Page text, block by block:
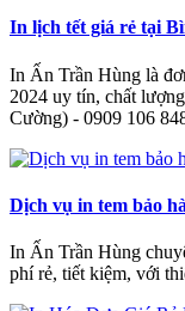
In lịch tết giá rẻ tại
In Ấn Trần Hùng là
2024 uy tín, chất
Cường) - 0909 106
Dịch vụ in tem bảo
In Ấn Trần Hùng
phí rẻ, tiết kiệm, với